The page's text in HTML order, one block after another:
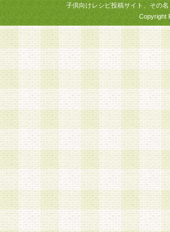
子供向けレシピ投稿サイト、その
Copyright